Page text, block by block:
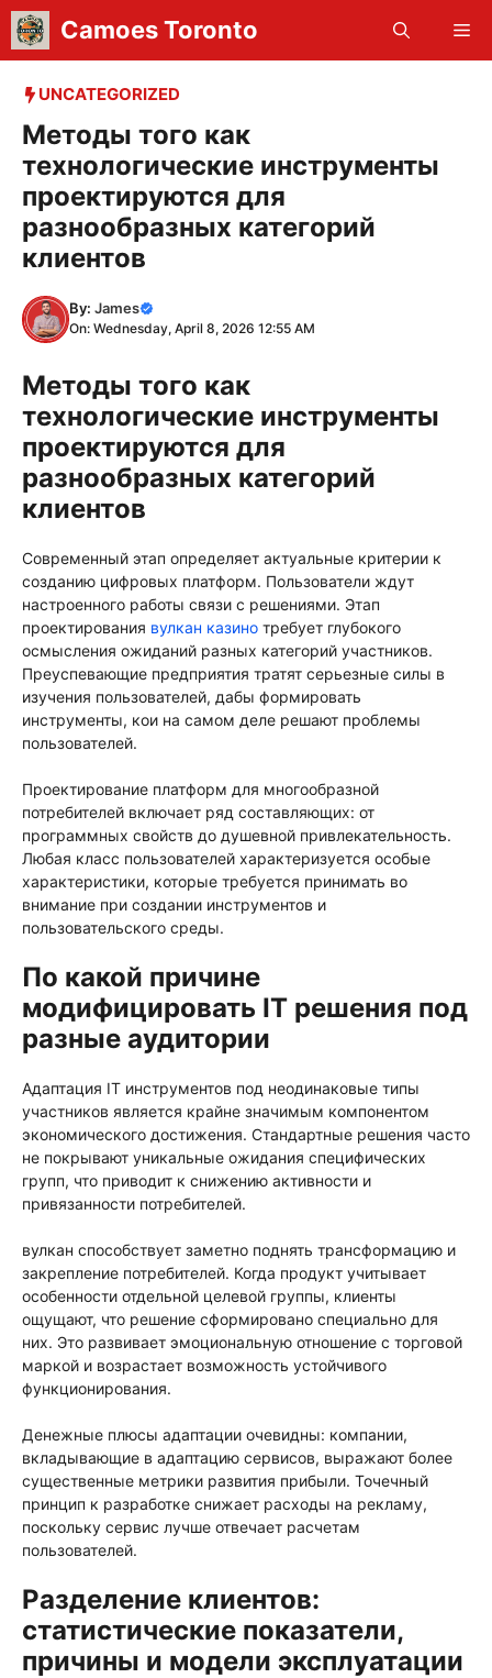
Skip
content
Camoes Toronto
UNCATEGORIZED
Методы того как
технологические инструменты
проектируются для
разнообразных категорий
клиентов
By: James
On: Wednesday, April 8, 2026 12:55 AM
Методы того как
технологические инструменты
проектируются для
разнообразных категорий
клиентов
Современный этап определяет актуальные критерии к
созданию цифровых платформ. Пользователи ждут
настроенного работы связи с решениями. Этап
проектирования вулкан казино требует глубокого
осмысления ожиданий разных категорий участников.
Преуспевающие предприятия тратят серьезные силы в
изучения пользователей, дабы формировать
инструменты, кои на самом деле решают проблемы
пользователей.
Проектирование платформ для многообразной
потребителей включает ряд составляющих: от
программных свойств до душевной привлекательность.
Любая класс пользователей характеризуется особые
характеристики, которые требуется принимать во
внимание при создании инструментов и
пользовательского среды.
По какой причине
модифицировать IT решения под
разные аудитории
Адаптация IT инструментов под неодинаковые типы
участников является крайне значимым компонентом
экономического достижения. Стандартные решения часто
не покрывают уникальные ожидания специфических
групп, что приводит к снижению активности и
привязанности потребителей.
вулкан способствует заметно поднять трансформацию и
закрепление потребителей. Когда продукт учитывает
особенности отдельной целевой группы, клиенты
ощущают, что решение сформировано специально для
них. Это развивает эмоциональную отношение с торговой
маркой и возрастает возможность устойчивого
функционирования.
Денежные плюсы адаптации очевидны: компании,
вкладывающие в адаптацию сервисов, выражают более
существенные метрики развития прибыли. Точечный
принцип к разработке снижает расходы на рекламу,
поскольку сервис лучше отвечает расчетам
пользователей.
Разделение клиентов:
статистические показатели,
причины и модели эксплуатации